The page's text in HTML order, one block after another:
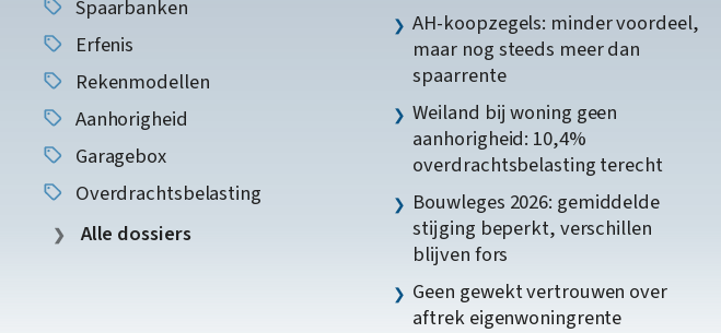
Spaarbanken
Erfenis
Rekenmodellen
Aanhorigheid
Garagebox
Overdrachtsbelasting
Alle dossiers
AH-koopzegels: minder voordeel,
maar nog steeds meer dan
spaarrente
Weiland bij woning geen
aanhorigheid: 10,4%
overdrachtsbelasting terecht
Bouwleges 2026: gemiddelde
stijging beperkt, verschillen
blijven fors
Geen gewekt vertrouwen over
aftrek eigenwoningrente